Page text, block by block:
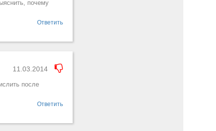
почему
Ответить
11.03.2014
после
Ответить